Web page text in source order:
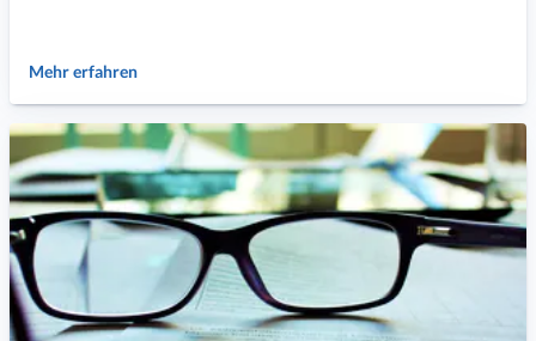
Mehr erfahren